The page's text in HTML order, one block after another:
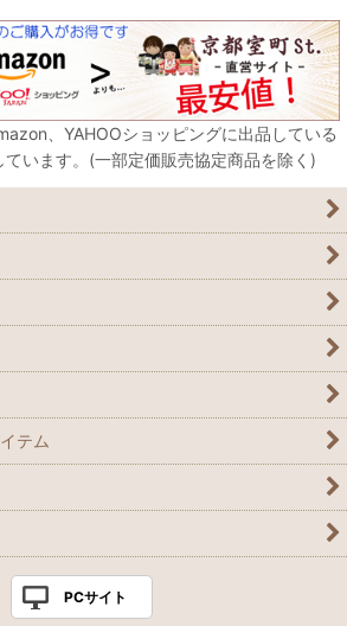
、YAHOOショッピングに出品している
います。(一部定価販売協定商品を除く)
テム
PCサイト